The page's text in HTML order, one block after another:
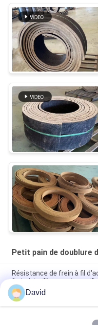
Petit pain de doublure
Résistance de frein à fil
frein à treillis en acier
Automotive Brake System
Smooth and Braking
David